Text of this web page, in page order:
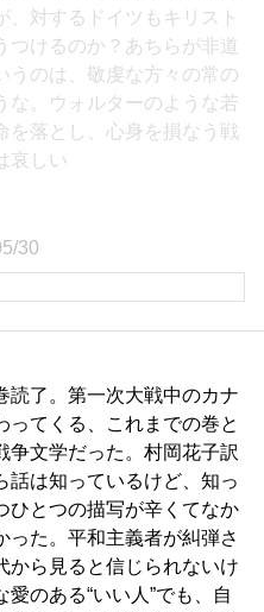
、対するドイツもキリスト
つけるのか？あちらが非道
うのは、敬虔な方々の常の
な。ウォルターのような若
を落とし、心身を損なう戦
哀しい
30
読了。第一次大戦中のカナ
ってくる、これまでの巻と
争文学だった。村岡花子訳
話は知っているけど、知っ
ひとつの描写が辛くてなか
った。平和主義者が糾弾さ
から見ると信じられないけ
のある“いい人”でも、自